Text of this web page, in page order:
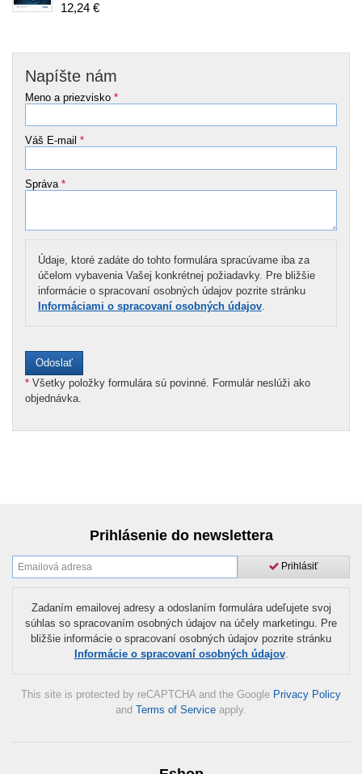
12,24 €
Napíšte nám
Meno a priezvisko *
Váš E-mail *
Správa *
Údaje, ktoré zadáte do tohto formulára spracúvame iba za
účelom vybavenia Vašej konkrétnej požiadavky. Pre bližšie
informácie o spracovaní osobných údajov pozrite stránku
Informáciami o spracovaní osobných údajov
* Všetky položky formulára sú povinné. Formulár neslúži ako
objednávka.
Prihlásenie do newslettera
Prihlásiť
Zadaním emailovej adresy a odoslaním formulára udeľujete svoj
súhlas so spracovaním osobných údajov na účely marketingu. Pre
bližšie informácie o spracovaní osobných údajov pozrite stránku
Informácie o spracovaní osobných údajov.
This site is protected by reCAPTCHA and the Google Privacy Policy
and Terms of Service apply.